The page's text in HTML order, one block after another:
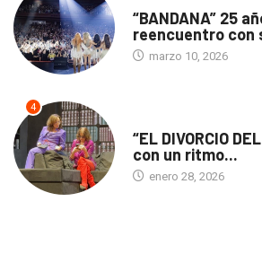
“BANDANA” 25
reencuentro con
marzo 10, 2026
4
“EL DIVORCIO
con un ritmo...
enero 28, 2026